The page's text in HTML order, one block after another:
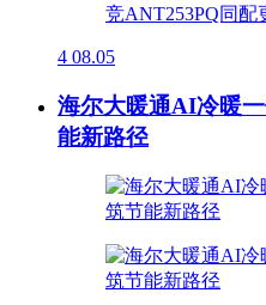
4 08.05
海尔大暖通AI冷暖
能新路径